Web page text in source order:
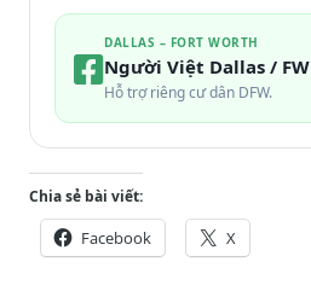
DALLAS – FORT WORTH
Người Việt Dallas / FW
Hỗ trợ riêng cư dân DFW.
Chia sẻ bài viết:
Facebook X